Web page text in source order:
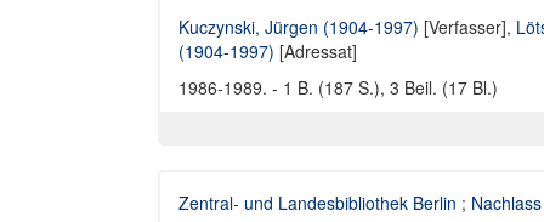
Kuczynski, Jürgen (1904-1997) [Verfasser],
(1904-1997) [Adressat]
1986-1989. - 1 B. (187 S.), 3 Beil. (17 Bl.)
Zentral- und Landesbibliothek Berlin ;